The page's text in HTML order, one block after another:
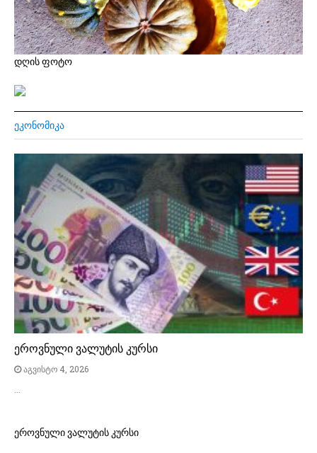
დღის ფოტო
ᲔᲙᲝᲜᲝᲛᲘᲙᲐ
ეროვნული ვალუტის კურსი
აგვისტო 4, 2026
ეროვნული ვალუტის კურსი